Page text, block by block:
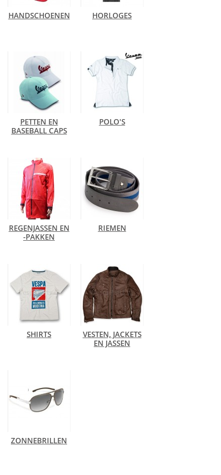
HANDSCHOENEN HORLOGES
PETTEN EN
BASEBALL CAPS
POLO'S
REGENJASSEN EN
-PAKKEN
RIEMEN
SHIRTS
VESTEN, JACKETS
EN JASSEN
ZONNEBRILLEN